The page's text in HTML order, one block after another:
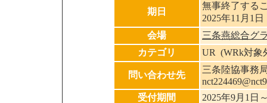
期日
無事終了する
2025年11月1日
会場
三条燕総合グ
カテゴリ
UR (WRk対象
問い合わせ先
三条陸協事務
受付期間
2025年9月1日